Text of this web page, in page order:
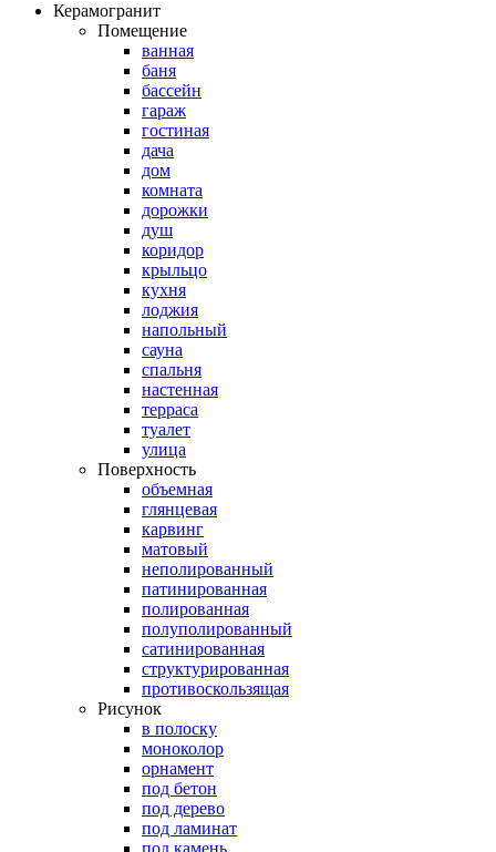
Керамогранит
Помещение
ванная
баня
бассейн
гараж
гостиная
дача
дом
комната
дорожки
душ
коридор
крыльцо
кухня
лоджия
напольный
сауна
спальня
настенная
терраса
туалет
улица
Поверхность
объемная
глянцевая
карвинг
матовый
неполированный
патинированная
полированная
полуполированный
сатинированная
структурированная
противоскользящая
Рисунок
в полоску
моноколор
орнамент
под бетон
под дерево
под ламинат
под камень